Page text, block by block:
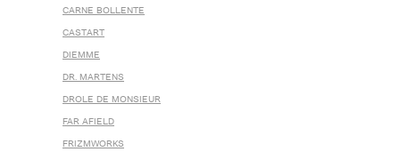
CARNE BOLLENTE
CASTART
DIEMME
DR. MARTENS
DROLE DE MONSIEUR
FAR AFIELD
FRIZMWORKS